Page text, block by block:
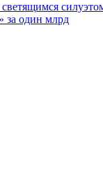
за один млрд